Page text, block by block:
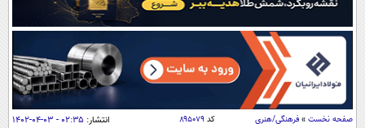
آب و هوا
اوقات شرعی
سواد زندگی
اقتصاد
صفحه نخست » فرهنگی/هنری کد۸۹۵۰۷۹ انتشار: ۰۲:۳۵ - ۰۳-۰۴-۱۴۰۲